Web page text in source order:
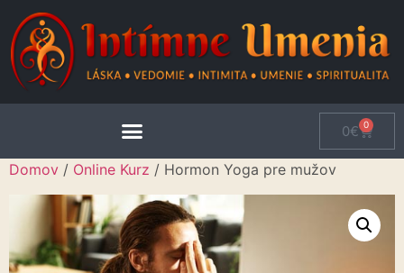
0€ 0
Domov / Online Kurz / Hormon Yoga pre mužov